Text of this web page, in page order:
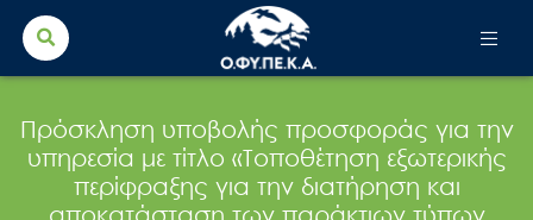
Search
for:
Πρόσκληση υποβολής προσφοράς για την
υπηρεσία με τίτλο «Τοποθέτηση εξωτερικής
περίφραξης για την διατήρηση και
αποκατάσταση των παράκτιων τύπων